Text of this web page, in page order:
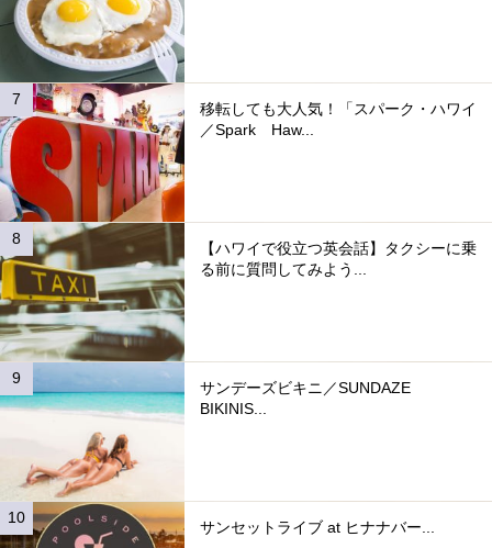
移転しても大人気！「スパーク・ハワイ
／Spark Haw...
【ハワイで役立つ英会話】タクシーに乗
る前に質問してみよう...
サンデーズビキニ／SUNDAZE
BIKINIS...
サンセットライブ at ヒナナバー...